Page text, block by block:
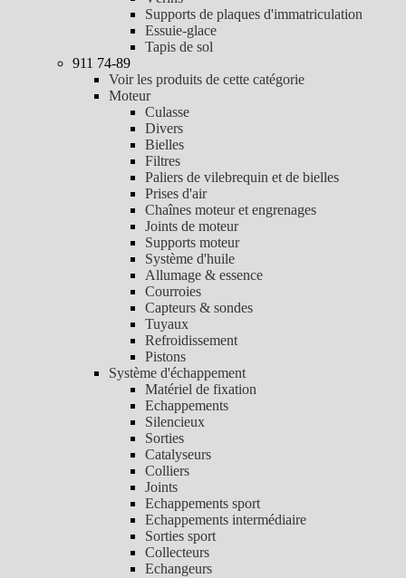
Supports de plaques d'immatriculation
Essuie-glace
Tapis de sol
911 74-89
Voir les produits de cette catégorie
Moteur
Culasse
Divers
Bielles
Filtres
Paliers de vilebrequin et de bielles
Prises d'air
Chaînes moteur et engrenages
Joints de moteur
Supports moteur
Système d'huile
Allumage & essence
Courroies
Capteurs & sondes
Tuyaux
Refroidissement
Pistons
Système d'échappement
Matériel de fixation
Echappements
Silencieux
Sorties
Catalyseurs
Colliers
Joints
Echappements sport
Echappements intermédiaire
Sorties sport
Collecteurs
Echangeurs